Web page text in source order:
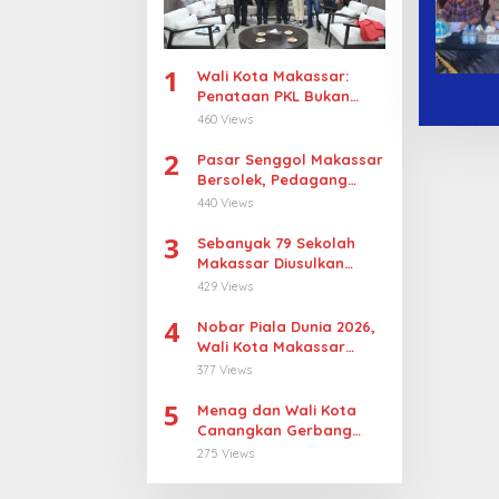
1
Wali Kota Makassar:
Penataan PKL Bukan
Penggusuran
460 Views
2
Pasar Senggol Makassar
Bersolek, Pedagang
Gotong Royong
440 Views
3
Sebanyak 79 Sekolah
Makassar Diusulkan
Revitalisasi, Pulau
Prioritas
429 Views
4
Nobar Piala Dunia 2026,
Wali Kota Makassar
Dorong UMKM Tumbuh di
377 Views
5
Menag dan Wali Kota
Canangkan Gerbang
Moderasi di Makassar
275 Views